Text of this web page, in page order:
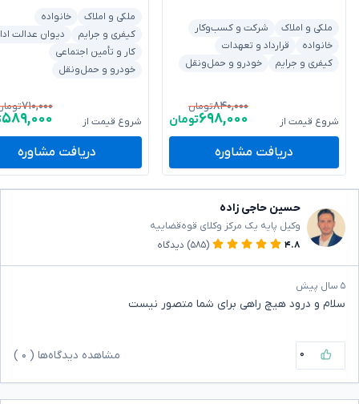
ملکی و املاک
شرکت و کسب‌وکار
خانواده
قرارداد و تعهدات
کیفری و جرایم
خودرو و حمل‌ونقل
شروع قیمت از
۸۴۰,۰۰۰تومان
۶۹۸,۰۰۰تومان
دریافت مشاوره
ملکی و املاک
خانواده
کیفری و جرایم
دیوان عدالت
کار و تأمین اجتماعی
خودرو و حمل‌ونقل
شروع قیمت از
۷۱۰,۰۰۰
۵۸۹,۰۰۰
دریافت مشاوره
حسین حاجی زاده
وکیل پایه یک مرکز وکلای قوه‌قضاییه
۴.۸
(۵۸۵) دیدگاه
۵ سال پیش
سلام و درود هیچ راهی برای شما متصور نیست
۰ مشاهده دیدگاه‌ها ( ۰